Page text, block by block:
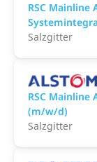
RSC
Salzgitter
RSC
(m/w/d)
Salzgitter